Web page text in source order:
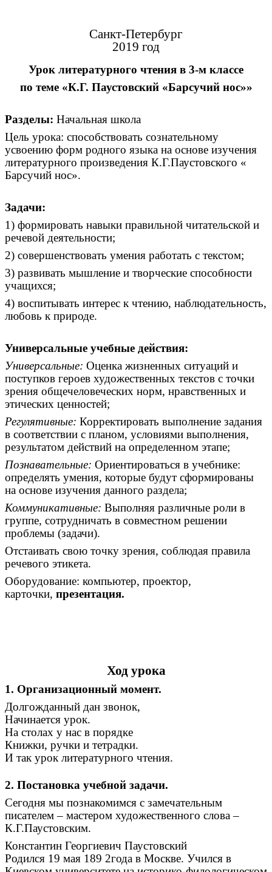
Санкт-Петербург
2019 год
Урок литературного чтения в 3-м классе
по теме «К.Г. Паустовский «Барсучий нос»»
Разделы: Начальная школа
Цель урока: способствовать сознательному
усвоению форм родного языка на основе изучения
литературного произведения К.Г.Паустовского «
Барсучий нос».
Задачи:
1) формировать навыки правильной читательской и
речевой деятельности;
2) совершенствовать умения работать с текстом;
3) развивать мышление и творческие способности
учащихся;
4) воспитывать интерес к чтению, наблюдательность,
любовь к природе.
Универсальные учебные действия:
Универсальные: Оценка жизненных ситуаций и
поступков героев художественных текстов с точки
зрения общечеловеческих норм, нравственных и
этических ценностей;
Регулятивные: Корректировать выполнение задания
в соответствии с планом, условиями выполнения,
результатом действий на определенном этапе;
Познавательные: Ориентироваться в учебнике:
определять умения, которые будут сформированы
на основе изучения данного раздела;
Коммуникативные: Выполняя различные роли в
группе, сотрудничать в совместном решении
проблемы (задачи).
Отстаивать свою точку зрения, соблюдая правила
речевого этикета.
Оборудование: компьютер, проектор,
карточки, презентация.
Ход урока
1. Организационный момент.
Долгожданный дан звонок,
Начинается урок.
На столах у нас в порядке
Книжки, ручки и тетрадки.
И так урок литературного чтения.
2. Постановка учебной задачи.
Сегодня мы познакомимся с замечательным
писателем – мастером художественного слова –
К.Г.Паустовским.
Константин Георгиевич Паустовский
Родился 19 мая 189 2года в Москве. Учился в